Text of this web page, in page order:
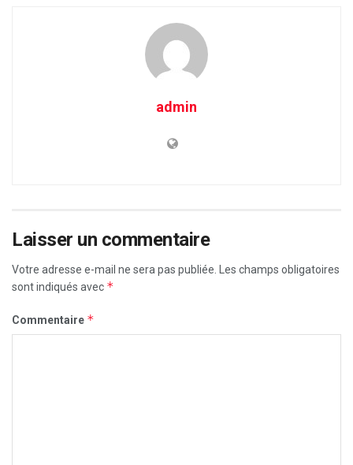
admin
Laisser un commentaire
Votre adresse e-mail ne sera pas publiée. Les champs obligatoires
sont indiqués avec *
Commentaire *